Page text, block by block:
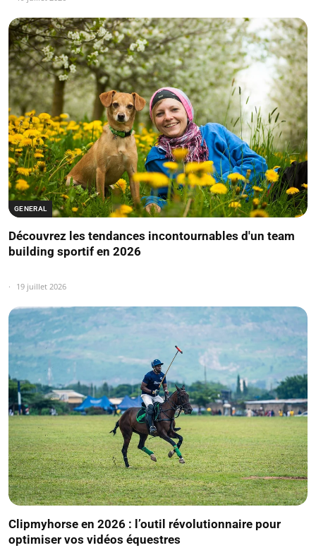
GENERAL
Découvrez les tendances incontournables d'un team
building sportif en 2026
19 juillet 2026
Clipmyhorse en 2026 : l’outil révolutionnaire pour
optimiser vos vidéos équestres